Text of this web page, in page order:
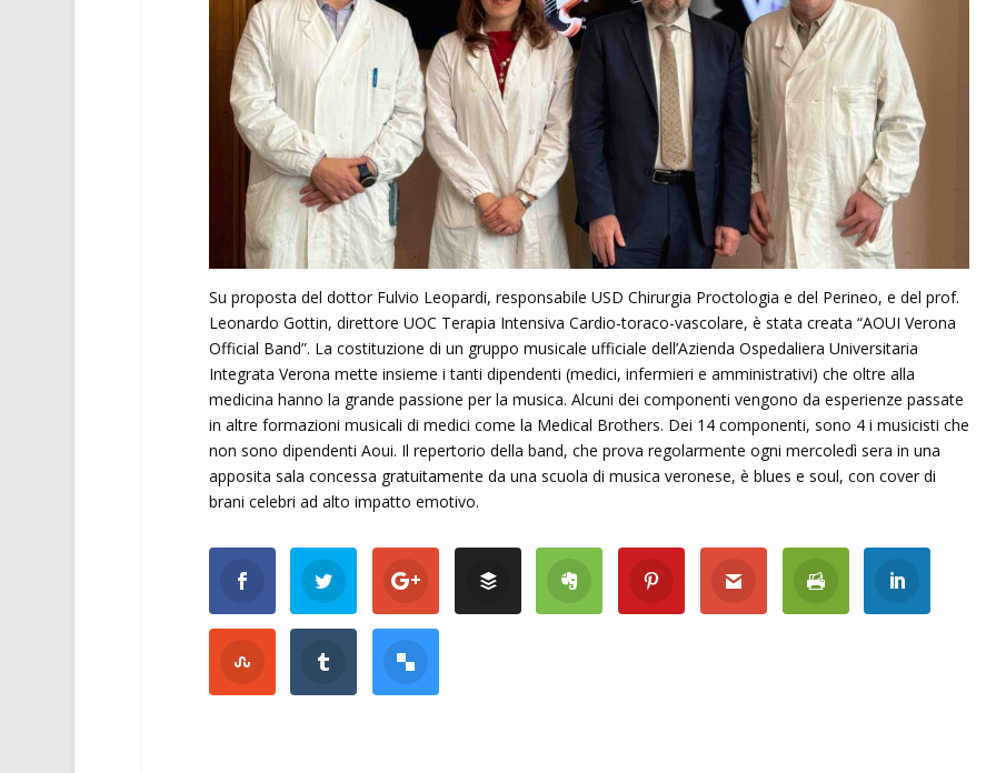
Su proposta del dottor Fulvio Leopardi, responsabile USD Chirurgia Proctologia e del Perineo, e del prof.
Leonardo Gottin, direttore UOC Terapia Intensiva Cardio-toraco-vascolare, è stata creata “AOUI Verona
Official Band”. La costituzione di un gruppo musicale ufficiale dell’Azienda Ospedaliera Universitaria
Integrata Verona mette insieme i tanti dipendenti (medici, infermieri e amministrativi) che oltre alla
medicina hanno la grande passione per la musica. Alcuni dei componenti vengono da esperienze passate
in altre formazioni musicali di medici come la Medical Brothers. Dei 14 componenti, sono 4 i musicisti che
non sono dipendenti Aoui. Il repertorio della band, che prova regolarmente ogni mercoledì sera in una
apposita sala concessa gratuitamente da una scuola di musica veronese, è blues e soul, con cover di
brani celebri ad alto impatto emotivo.